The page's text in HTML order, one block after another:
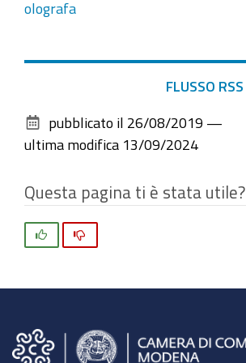
olografa
documento
FLUSSO RSS
pubblicato il 26/08/2019 —
ultima modifica 13/09/2024
Questa pagina ti è stata utile?